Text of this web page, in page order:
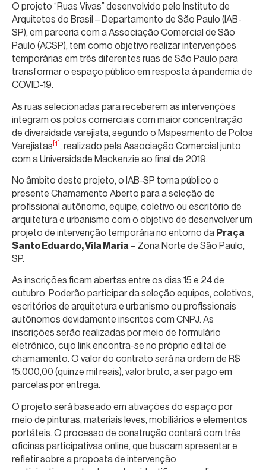
O projeto “Ruas Vivas” desenvolvido pelo Instituto de
Arquitetos do Brasil – Departamento de São Paulo (IAB-
SP), em parceria com a Associação Comercial de São
Paulo (ACSP), tem como objetivo realizar intervenções
temporárias em três diferentes ruas de São Paulo para
transformar o espaço público em resposta à pandemia de
COVID-19.
As ruas selecionadas para receberem as intervenções
integram os polos comerciais com maior concentração
de diversidade varejista, segundo o Mapeamento de Polos
Varejistas[1], realizado pela Associação Comercial junto
com a Universidade Mackenzie ao final de 2019.
No âmbito deste projeto, o IAB-SP torna público o
presente Chamamento Aberto para a seleção de
profissional autônomo, equipe, coletivo ou escritório de
arquitetura e urbanismo com o objetivo de desenvolver um
projeto de intervenção temporária no entorno da Praça
Santo Eduardo, Vila Maria – Zona Norte de São Paulo,
SP.
As inscrições ficam abertas entre os dias 15 e 24 de
outubro. Poderão participar da seleção equipes, coletivos,
escritórios de arquitetura e urbanismo ou profissionais
autônomos devidamente inscritos com CNPJ. As
inscrições serão realizadas por meio de formulário
eletrônico, cujo link encontra-se no próprio edital de
chamamento. O valor do contrato será na ordem de R$
15.000,00 (quinze mil reais), valor bruto, a ser pago em
parcelas por entrega.
O projeto será baseado em ativações do espaço por
meio de pinturas, materiais leves, mobiliários e elementos
portáteis. O processo de construção contará com três
oficinas participativas online, que buscam apresentar e
refletir sobre a proposta de intervenção